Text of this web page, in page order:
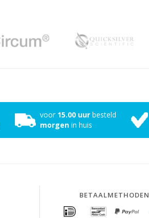
voor 15.00 uur besteld
morgen in huis
BETAALMETHODEN